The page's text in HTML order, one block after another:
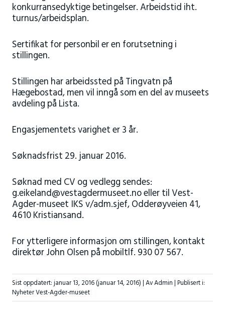
konkurransedyktige betingelser. Arbeidstid iht.
turnus/arbeidsplan.
Sertifikat for personbil er en forutsetning i
stillingen.
Stillingen har arbeidssted på Tingvatn på
Hægebostad, men vil inngå som en del av museets
avdeling på Lista.
Engasjementets varighet er 3 år.
Søknadsfrist 29. januar 2016.
Søknad med CV og vedlegg sendes:
g.eikeland@vestagdermuseet.no eller til Vest-
Agder-museet IKS v/adm.sjef, Odderøyveien 41,
4610 Kristiansand.
For ytterligere informasjon om stillingen, kontakt
direktør John Olsen på mobiltlf. 930 07 567.
Sist oppdatert:januar 13, 2016(januar 14, 2016)| Av Admin |Publisert i:
Nyheter Vest-Agder-museet